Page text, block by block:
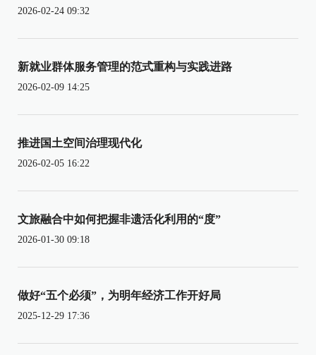
2026-02-24 09:32
新就业群体服务管理的范式重构与实践进路
2026-02-09 14:25
推进国土空间治理现代化
2026-02-05 16:22
文旅融合中如何把握非遗活化利用的“度”
2026-01-30 09:18
做好“五个必须”，为明年经济工作开好局
2025-12-29 17:36